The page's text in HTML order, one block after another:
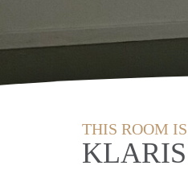
THIS ROOM